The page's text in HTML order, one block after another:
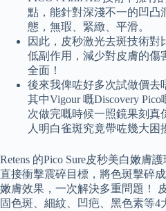
點，能針對深淺不一的凹凸
態，無瑕、緊緻、平滑。
因此，皮秒激光去斑技術
低副作用，減少對皮膚的傷
全面！
後來我俾咗好多次試做價去
其中Vigour 嘅Discovery
次做完嘅時候一照鏡果刻真
人明白雀斑究竟帶咗幾大困
Retens 的Pico Sure皮秒美白嫩膚
直接衝擊震碎目標，將色斑擊碎
嫩膚效果，一次解決多重問題！
固色斑、細紋、凹疤、黑色素等